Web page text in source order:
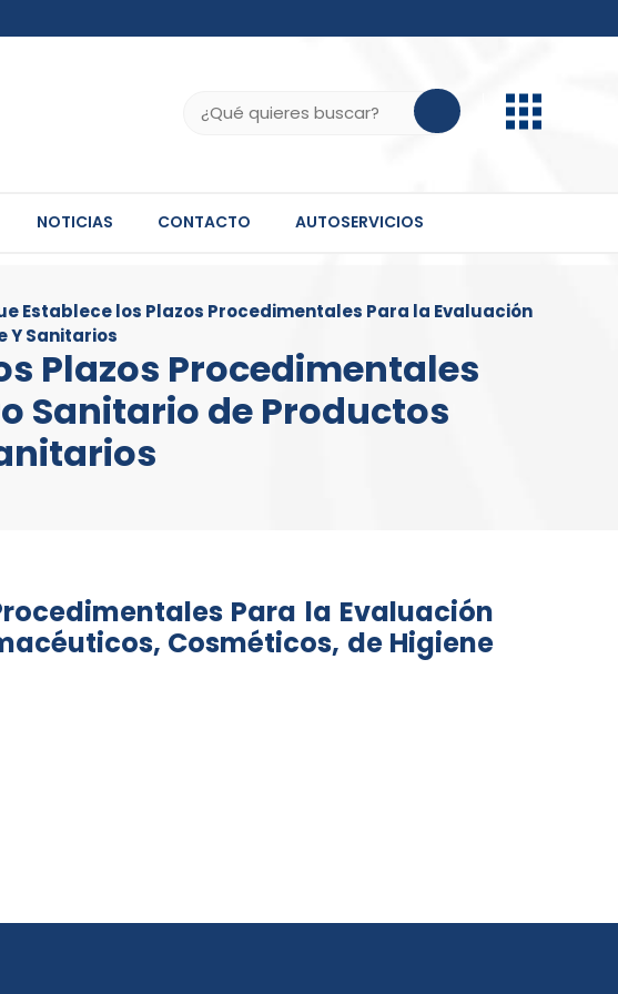
Comparte información confidencial solo en este tipo de
NOTICIAS CONTACTO AUTOSERVICIOS
Establece los Plazos Procedimentales Para la Evaluación
Y Sanitarios
Plazos Procedimentales
Sanitario de Productos
Para la Evaluación
Cosméticos, de Higiene